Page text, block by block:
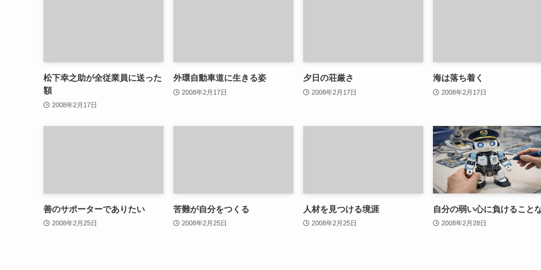
松下幸之助が全従業員に送った
額
2008年2月17日
外環自動車道に生きる姿
2008年2月17日
夕日の荘厳さ
2008年2月17日
海は落ち着く
2008年2月17日
善のサポーターでありたい
2008年2月25日
苦難が自分をつくる
2008年2月25日
人材を見つける境涯
2008年2月25日
自分の弱い心に負けること
2008年2月28日